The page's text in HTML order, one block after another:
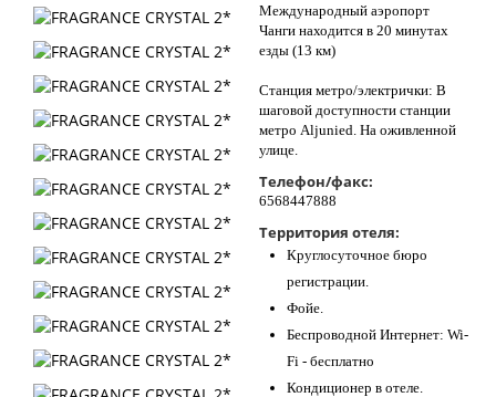
Международный аэропорт
Чанги находится в 20 минутах
езды (13 км)
Станция метро/электрички: В
шаговой доступности станции
метро Aljunied. На оживленной
улице.
Телефон/факс:
6568447888
Территория отеля:
Круглосуточное бюро
регистрации.
Фойе.
Беспроводной Интернет: Wi-
Fi - бесплатно
Кондиционер в отеле.